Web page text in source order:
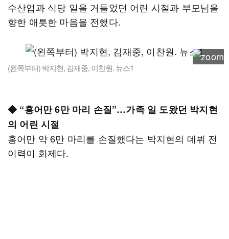
수산업과 식당 일을 거들었던 어린 시절과 부모님을
향한 애틋한 마음을 전했다.
(왼쪽부터) 박지현, 김재중, 이찬원. 뉴스1
◆ “홍어만 6만 마리 손질”…가족 일 도왔던 박지현
의 어린 시절
홍어만 약 6만 마리를 손질했다는 박지현의 데뷔 전
이력이 화제다.